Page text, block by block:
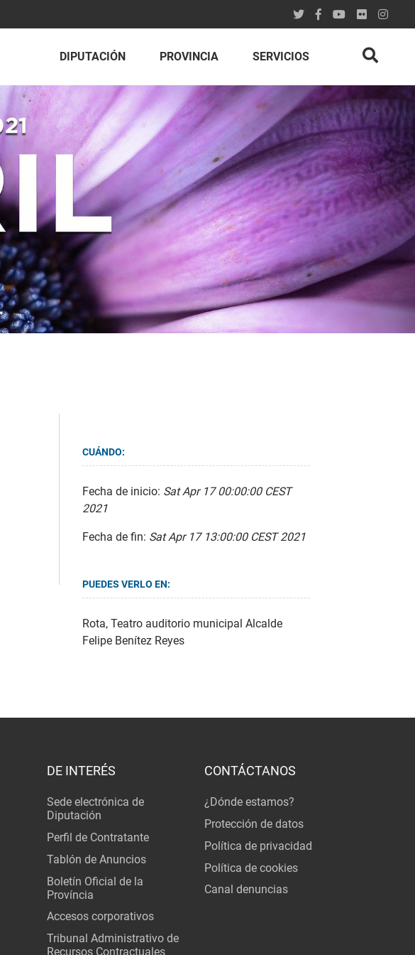
DIPUTACIÓN PROVINCIA SERVICIOS
CUÁNDO:
Fecha de inicio: Sat Apr 17 00:00:00 CEST
2021
Fecha de fin: Sat Apr 17 13:00:00 CEST 2021
PUEDES VERLO EN:
Rota, Teatro auditorio municipal Alcalde
Felipe Benítez Reyes
DE INTERÉS
Sede electrónica de
Diputación
Perfil de Contratante
Tablón de Anuncios
Boletín Oficial de la
Província
Accesos corporativos
Tribunal Administrativo de
Recursos Contractuales
CONTÁCTANOS
¿Dónde estamos?
Protección de datos
Política de privacidad
Política de cookies
Canal denuncias